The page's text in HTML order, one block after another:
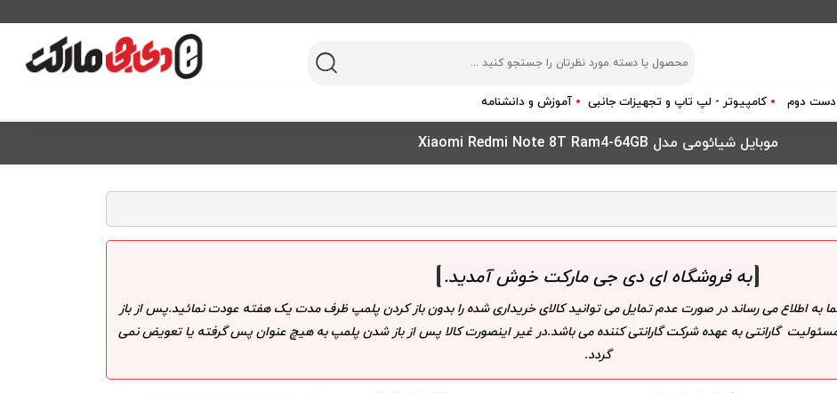
دست دوم کامپیوتر - لپ تاپ و تجهیزات جانبی آموزش و دانشنامه
موبایل شیائومی مدل Xiaomi Redmi Note 8T Ram4-64GB
به فروشگاه ای دی جی مارکت خوش آمدید.
به اطلاع می رساند در صورت عدم تمایل می توانید کالای خریداری شده را بدون باز کردن پلمپ ظرف مدت یک هفته عودت نمائید.پس از باز
گارانتی به عهده شرکت گارانتی کننده می باشد.در غیر اینصورت کالا پس از باز شدن پلمپ به هیچ عنوان پس گرفته یا تعویض نمی
گردد.